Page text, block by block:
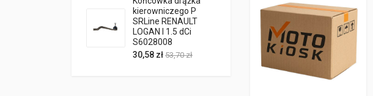
kierowniczego P
SRLine RENAULT
LOGAN I 1.5 dCi
S6028008
30,58 zł 53,70 zł